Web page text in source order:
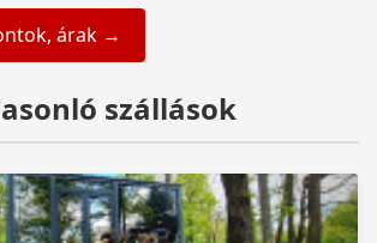
árak →
szállások